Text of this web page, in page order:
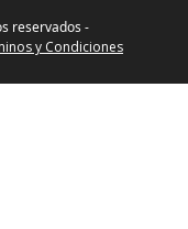
reservados -
y Condiciones